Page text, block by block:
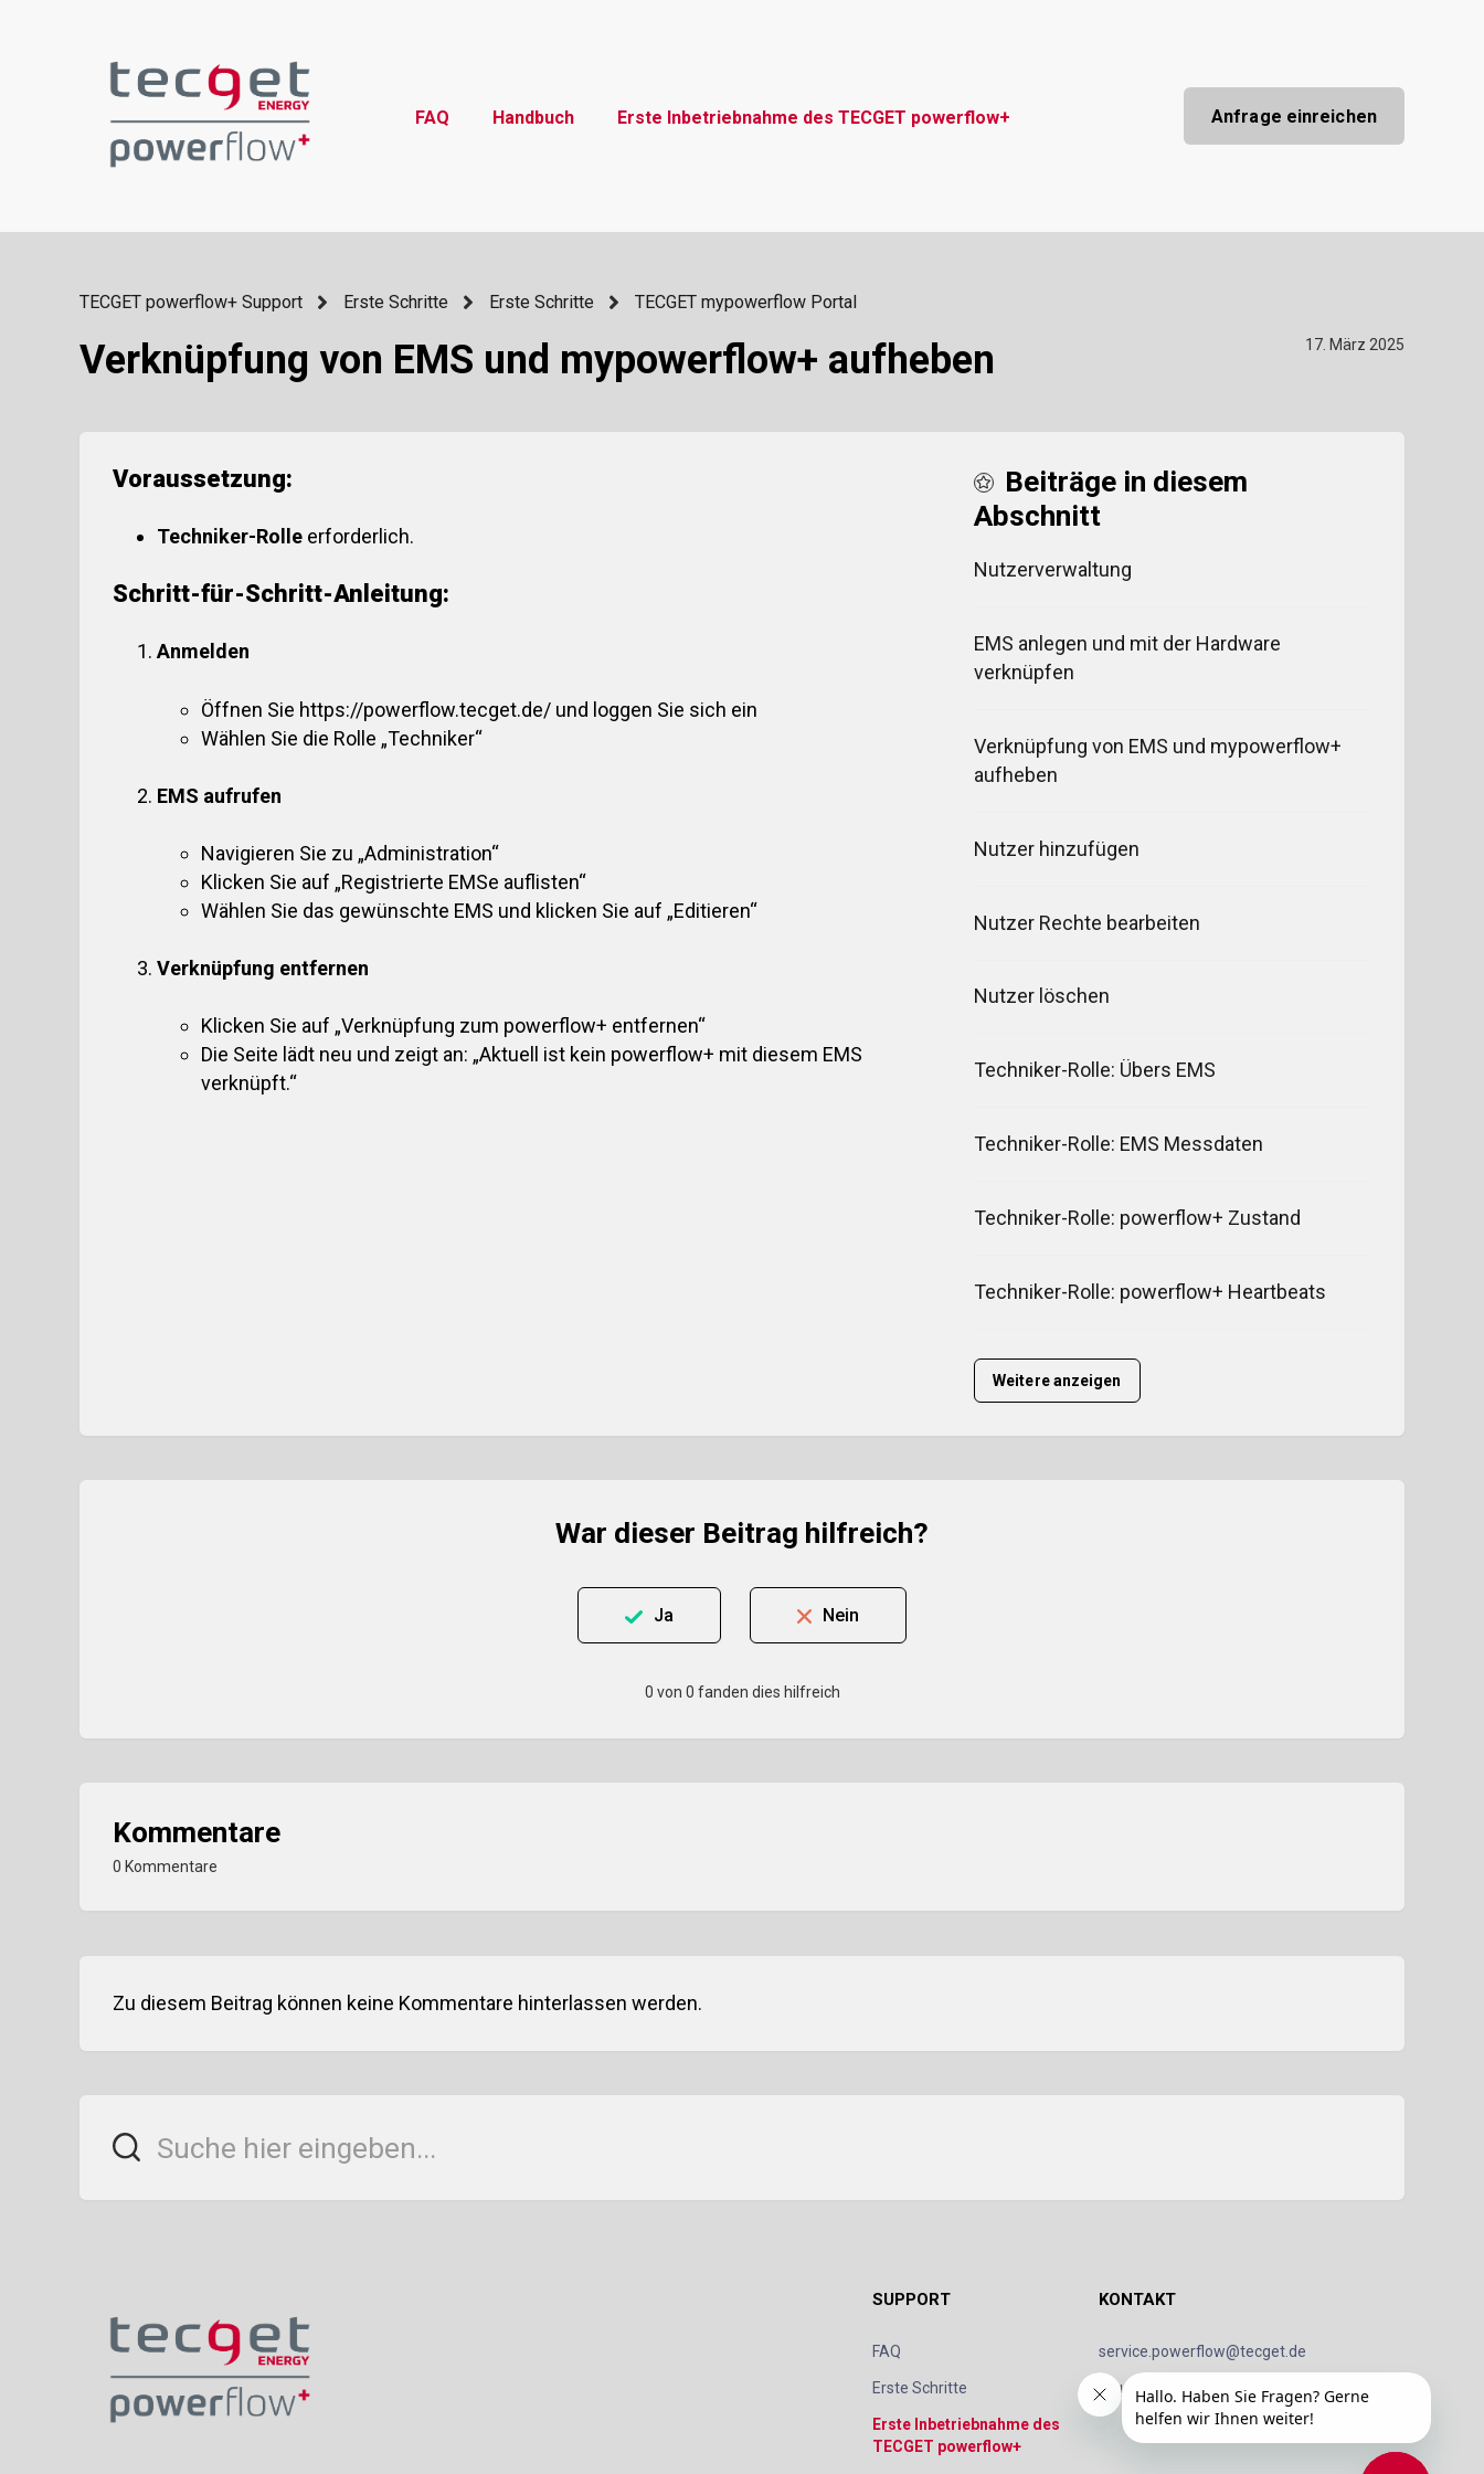
FAQ Handbuch Erste Inbetriebnahme des TECGET powerflow+ Anfrage einreichen
TECGET powerflow+ Support Erste Schritte Erste Schritte TECGET mypowerflow Portal
Verknüpfung von EMS und mypowerflow+ aufheben 17. März 2025
Voraussetzung:
Techniker-Rolle erforderlich.
Schritt-für-Schritt-Anleitung:
Anmelden
Öffnen Sie https://powerflow.tecget.de/ und loggen Sie sich ein
Wählen Sie die Rolle „Techniker“
EMS aufrufen
Navigieren Sie zu „Administration“
Klicken Sie auf „Registrierte EMSe auflisten“
Wählen Sie das gewünschte EMS und klicken Sie auf „Editieren“
Verknüpfung entfernen
Klicken Sie auf „Verknüpfung zum powerflow+ entfernen“
Die Seite lädt neu und zeigt an: „Aktuell ist kein powerflow+ mit diesem EMS
verknüpft.“
Beiträge in diesem
Abschnitt
Nutzerverwaltung
EMS anlegen und mit der Hardware
verknüpfen
Verknüpfung von EMS und mypowerflow+
aufheben
Nutzer hinzufügen
Nutzer Rechte bearbeiten
Nutzer löschen
Techniker-Rolle: Übers EMS
Techniker-Rolle: EMS Messdaten
Techniker-Rolle: powerflow+ Zustand
Techniker-Rolle: powerflow+ Heartbeats
Weitere anzeigen
War dieser Beitrag hilfreich?
Ja Nein
0 von 0 fanden dies hilfreich
Kommentare
0 Kommentare
Zu diesem Beitrag können keine Kommentare hinterlassen werden.
SUPPORT
FAQ
Erste Schritte
Erste Inbetriebnahme des
TECGET powerflow+
KONTAKT
service.powerflow@tecget.de
Impressum Datenschutz